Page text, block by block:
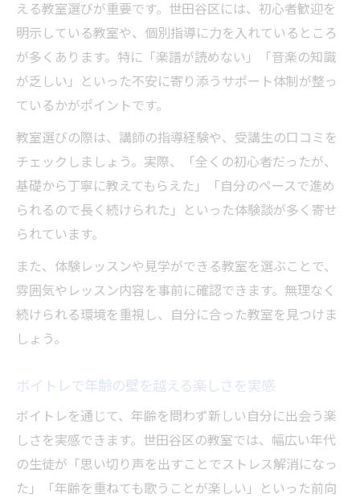
える教室選びが重要です。世田谷区には、初心者歓迎を
明示している教室や、個別指導に力を入れているところ
が多くあります。特に「楽譜が読めない」「音楽の知識
が乏しい」といった不安に寄り添うサポート体制が整っ
ているかがポイントです。
教室選びの際は、講師の指導経験や、受講生の口コミを
チェックしましょう。実際、「全くの初心者だったが、
基礎から丁寧に教えてもらえた」「自分のペースで進め
られるので長く続けられた」といった体験談が多く寄せ
られています。
また、体験レッスンや見学ができる教室を選ぶことで、
雰囲気やレッスン内容を事前に確認できます。無理なく
続けられる環境を重視し、自分に合った教室を見つけま
しょう。
ボイトレで年齢の壁を越える楽しさを実感
ボイトレを通じて、年齢を問わず新しい自分に出会う楽
しさを実感できます。世田谷区の教室では、幅広い年代
の生徒が「思い切り声を出すことでストレス解消になっ
た」「年齢を重ねても歌うことが楽しい」といった前向